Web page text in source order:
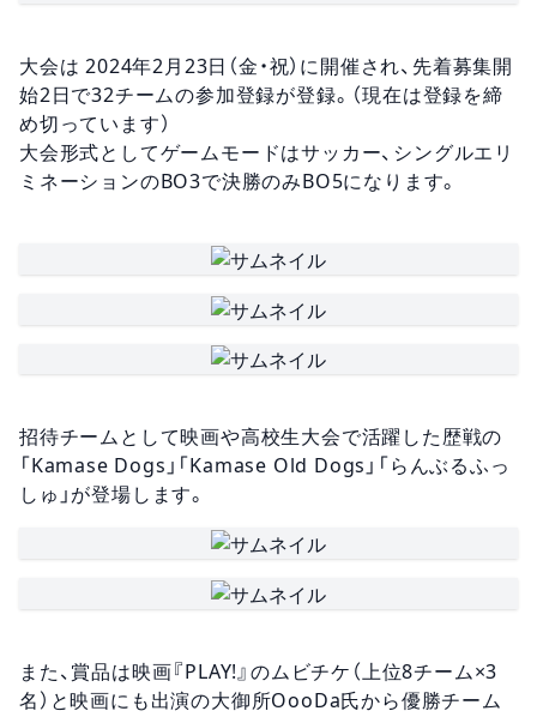
大会は 2024年2月23日（金・祝）に開催され、先着募集開
始2日で32チームの参加登録が登録。（現在は登録を締
め切っています）
大会形式としてゲームモードはサッカー、シングルエリ
ミネーションのBO3で決勝のみBO5になります。
招待チームとして映画や高校生大会で活躍した歴戦の
「Kamase Dogs」「Kamase Old Dogs」「らんぶるふっ
しゅ」が登場します。
また、賞品は映画『PLAY!』のムビチケ（上位8チーム×3
名）と映画にも出演の大御所OooDa氏から優勝チーム